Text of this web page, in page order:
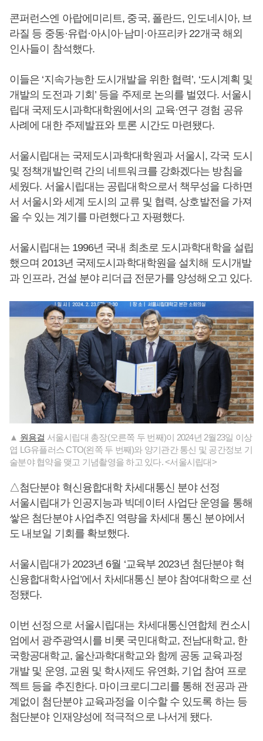
콘퍼런스엔 아랍에미리트, 중국, 폴란드, 인도네시아, 브
라질 등 중동·유럽·아시아·남미·아프리카 22개국 해외
인사들이 참석했다.
이들은 ‘지속가능한 도시개발을 위한 협력’, ‘도시계획 및
개발의 도전과 기회’ 등을 주제로 논의를 벌였다. 서울시
립대 국제도시과학대학원에서의 교육·연구 경험 공유
사례에 대한 주제발표와 토론 시간도 마련됐다.
서울시립대는 국제도시과학대학원과 서울시, 각국 도시
및 정책개발인력 간의 네트워크를 강화겠다는 방침을
세웠다. 서울시립대는 공립대학으로서 책무성을 다하면
서 서울시와 세계 도시의 교류 및 협력, 상호발전을 가져
올 수 있는 계기를 마련했다고 자평했다.
서울시립대는 1996년 국내 최초로 도시과학대학을 설립
했으며 2013년 국제도시과학대학원을 설치해 도시개발
과 인프라, 건설 분야 리더급 전문가를 양성해오고 있다.
▲ 원용걸 서울시립대 총장(오른쪽 두 번째)이 2024년 2월23일 이상
엽 LG유플러스 CTO(왼쪽 두 번째)와 양기관간 통신 및 공간정보 기
술분야 협약을 맺고 기념촬영을 하고 있다. <서울시립대>
△첨단분야 혁신융합대학 차세대통신 분야 선정
서울시립대가 인공지능과 빅데이터 사업단 운영을 통해
쌓은 첨단분야 사업추진 역량을 차세대 통신 분야에서
도 내보일 기회를 확보했다.
서울시립대가 2023년 6월 ‘교육부 2023년 첨단분야 혁
신융합대학사업’에서 차세대통신 분야 참여대학으로 선
정됐다.
이번 선정으로 서울시립대는 차세대통신연합체 컨소시
엄에서 광주광역시를 비롯 국민대학교, 전남대학교, 한
국항공대학교, 울산과학대학교와 함께 공동 교육과정
개발 및 운영, 교원 및 학사제도 유연화, 기업 참여 프로
젝트 등을 추진한다. 마이크로디그리를 통해 전공과 관
계없이 첨단분야 교육과정을 이수할 수 있도록 하는 등
첨단분야 인재양성에 적극적으로 나서게 됐다.